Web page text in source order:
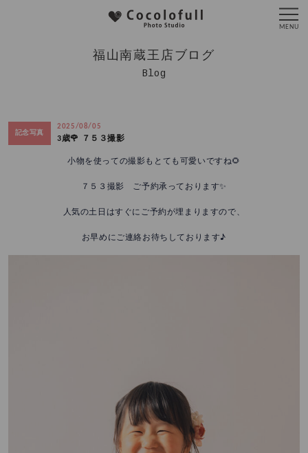
福山南蔵王店ブログ
Blog
記念写真
2025/08/05
3歳🌹 ７５３撮影
小物を使っての撮影もとても可愛いですね🌻
７５３撮影 ご予約承っております✨
人気の土日はすぐにご予約が埋まりますので、
お早めにご連絡お待ちしております♪